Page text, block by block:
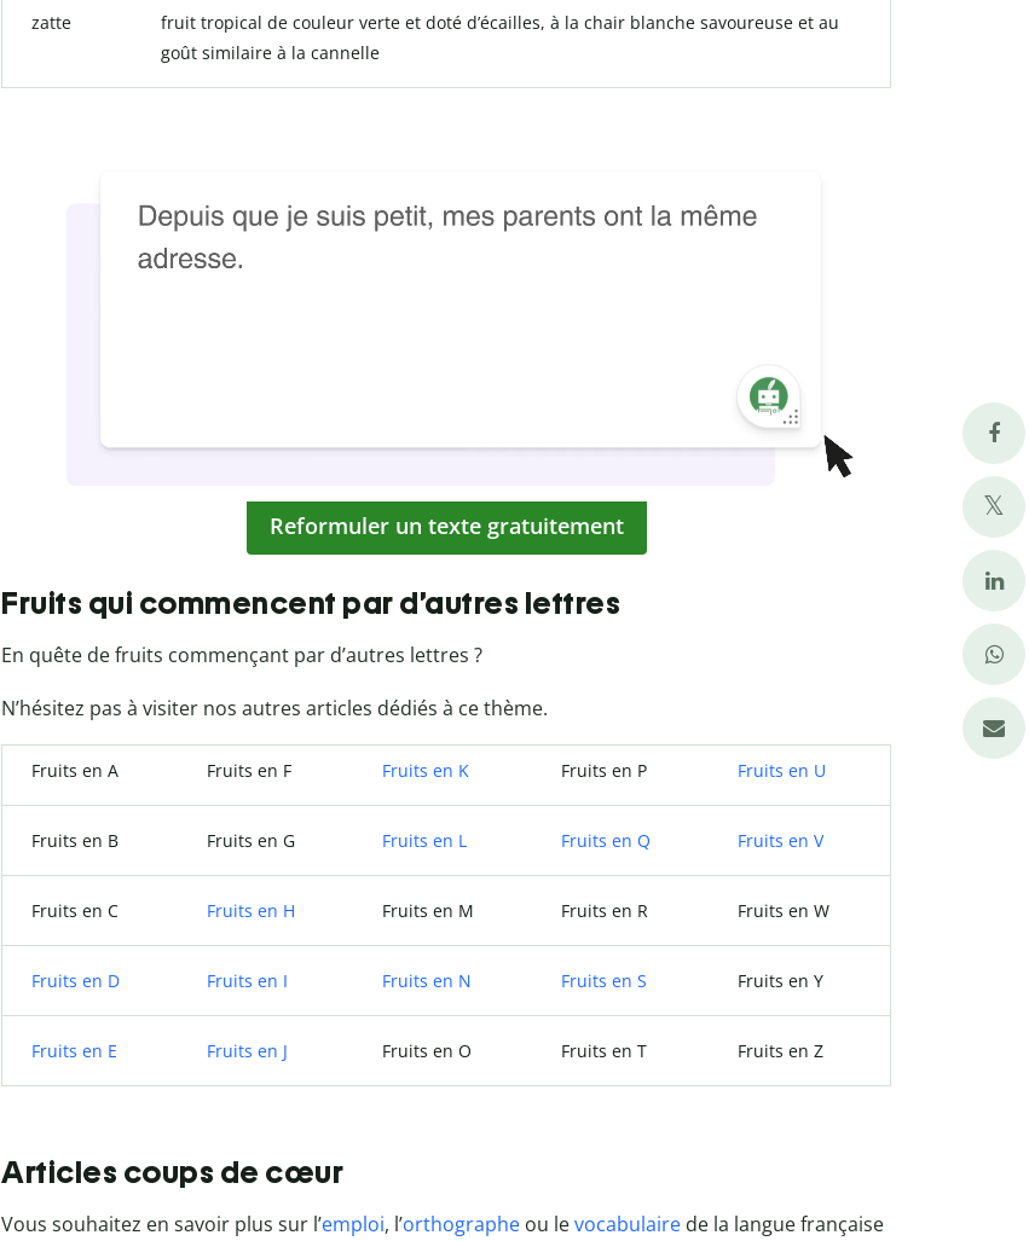
zatte
fruit tropical de couleur verte et doté d’écailles, à la chair blanche savoureuse et au
goût similaire à la cannelle
Reformuler un texte gratuitement
Fruits qui commencent par d’autres lettres
En quête de fruits commençant par d’autres lettres ?
N’hésitez pas à visiter nos autres articles dédiés à ce thème.
Fruits en A Fruits en F Fruits en K Fruits en P Fruits en U
Fruits en B Fruits en G Fruits en L Fruits en Q Fruits en V
Fruits en C Fruits en H Fruits en M Fruits en R Fruits en W
Fruits en D Fruits en I Fruits en N Fruits en S Fruits en Y
Fruits en E Fruits en J Fruits en O Fruits en T Fruits en Z
Articles coups de cœur
Vous souhaitez en savoir plus sur l’emploi, l’orthographe ou levocabulaire de la langue française